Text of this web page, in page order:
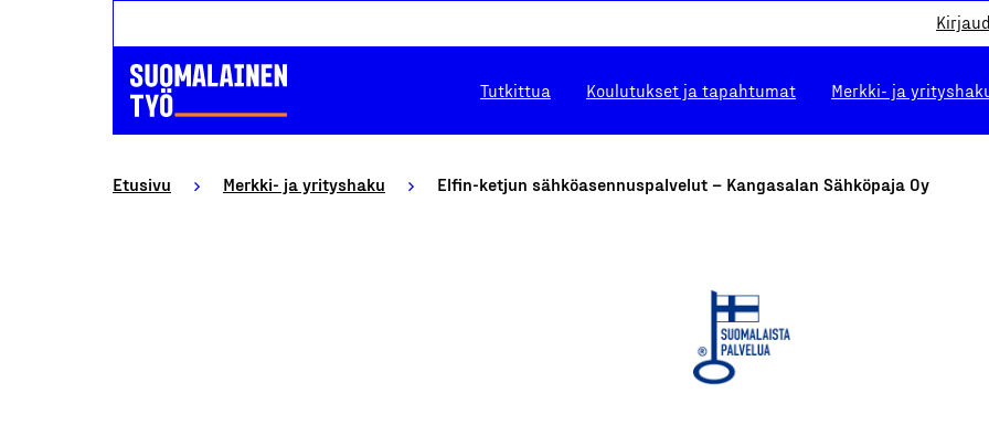
Tutkittua Koulutukset ja tapahtumat Merkki- ja
Etusivu Merkki- ja yrityshaku Elfin-ketjun sähköasennuspalvelut – Kangasalan Sähköpaja Oy